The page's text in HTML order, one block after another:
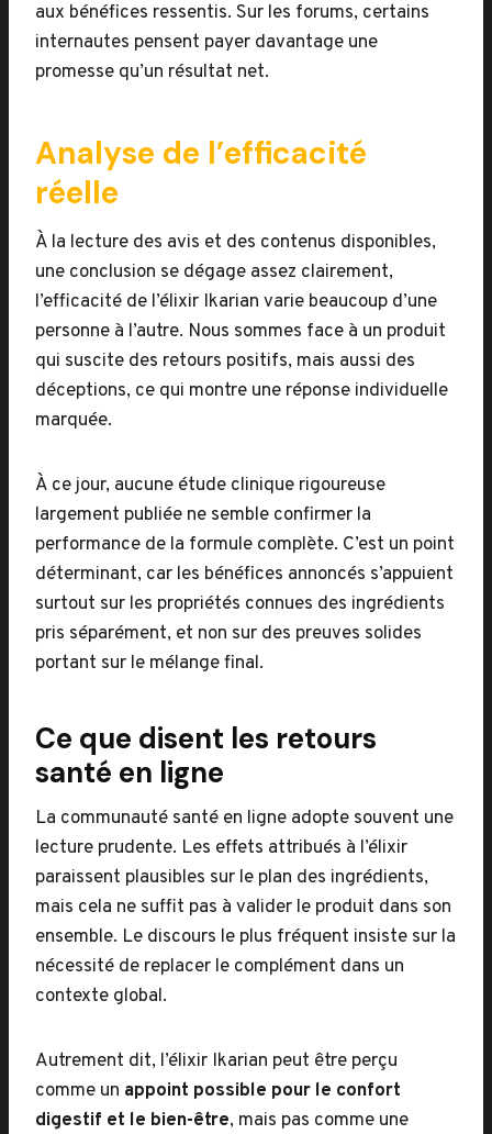
aux bénéfices ressentis. Sur les forums, certains
internautes pensent payer davantage une
promesse qu’un résultat net.
Analyse de l’efficacité
réelle
À la lecture des avis et des contenus disponibles,
une conclusion se dégage assez clairement,
l’efficacité de l’élixir Ikarian varie beaucoup d’une
personne à l’autre. Nous sommes face à un produit
qui suscite des retours positifs, mais aussi des
déceptions, ce qui montre une réponse individuelle
marquée.
À ce jour, aucune étude clinique rigoureuse
largement publiée ne semble confirmer la
performance de la formule complète. C’est un point
déterminant, car les bénéfices annoncés s’appuient
surtout sur les propriétés connues des ingrédients
pris séparément, et non sur des preuves solides
portant sur le mélange final.
Ce que disent les retours
santé en ligne
La communauté santé en ligne adopte souvent une
lecture prudente. Les effets attribués à l’élixir
paraissent plausibles sur le plan des ingrédients,
mais cela ne suffit pas à valider le produit dans son
ensemble. Le discours le plus fréquent insiste sur la
nécessité de replacer le complément dans un
contexte global.
Autrement dit, l’élixir Ikarian peut être perçu
comme un appoint possible pour le confort
digestif et le bien-être, mais pas comme une